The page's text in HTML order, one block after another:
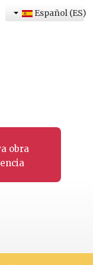
obra
Español (ES)